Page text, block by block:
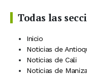
Todas las
Inicio
Noticias de
Noticias de Cali
Noticias de